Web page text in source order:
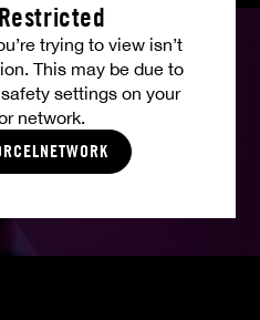
trying to view isn’t
This may be due to
settings on your
network.
ÉROTIQUE